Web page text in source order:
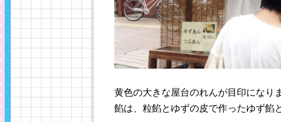
黄色の大きな屋台のれんが目印になり
餡は、粒餡とゆずの皮で作ったゆず餡